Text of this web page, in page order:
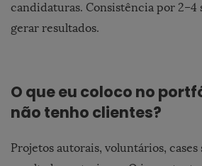
candidaturas. Consistência por 2–4
gerar resultados.
O que eu coloco no
não tenho clientes?
Projetos autorais, voluntários, cases